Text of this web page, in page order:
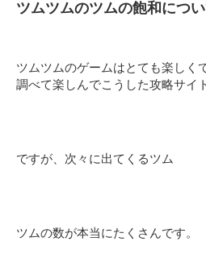
ツムツムのツムの飽和につ
ツムツムのゲームはとても楽しく
調べて楽しんでこうした攻略サイ
ですが、次々に出てくるツム
ツムの数が本当にたくさんです。